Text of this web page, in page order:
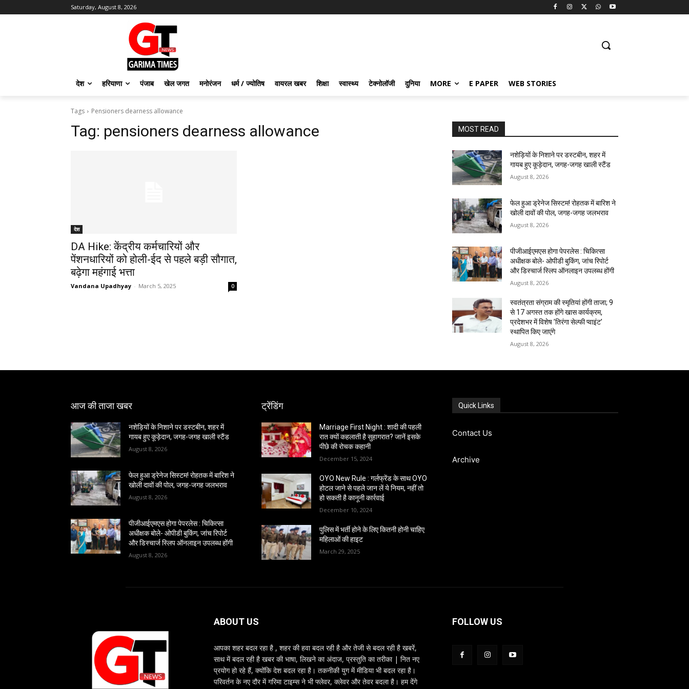
Saturday, August 8, 2026
देश हरियाणा पंजाब खेल जगत मनोरंजन धर्म / ज्योतिष वायरल खबर शिक्षा स्वास्थ्य टेक्नोलॉजी दुनिया MORE E PAPER WEB STORIES
Tags Pensioners dearness allowance
Tag: pensioners dearness allowance
देश
DA Hike: केंद्रीय कर्मचारियों और
पेंशनधारियों को होली-ईद से पहले बड़ी सौगात,
बढ़ेगा महंगाई भत्ता
Vandana Upadhyay - March 5, 2025 0
MOST READ
नशेड़ियों के निशाने पर डस्टबीन, शहर में
गायब हुए कूड़ेदान, जगह-जगह खाली स्टैंड
August 8, 2026
फेल हुआ ड्रेनेज सिस्टम! रोहतक में बारिश ने
खोली दावों की पोल, जगह-जगह जलभराव
August 8, 2026
पीजीआईएमएस होगा पेपरलेस : चिकित्सा
अधीक्षक बोले- ओपीडी बुकिंग, जांच रिपोर्ट
और डिस्चार्ज स्लिप ऑनलाइन उपलब्ध होंगी
August 8, 2026
स्वतंत्रता संग्राम की स्मृतियां होंगी ताजा; 9
से 17 अगस्त तक होंगे खास कार्यक्रम,
प्रदेशभर में विशेष ’तिरंगा सेल्फी प्वाइंट’
स्थापित किए जाएंगे
August 8, 2026
आज की ताजा खबर
नशेड़ियों के निशाने पर डस्टबीन, शहर में
गायब हुए कूड़ेदान, जगह-जगह खाली स्टैंड
August 8, 2026
फेल हुआ ड्रेनेज सिस्टम! रोहतक में बारिश ने
खोली दावों की पोल, जगह-जगह जलभराव
August 8, 2026
पीजीआईएमएस होगा पेपरलेस : चिकित्सा
अधीक्षक बोले- ओपीडी बुकिंग, जांच रिपोर्ट
और डिस्चार्ज स्लिप ऑनलाइन उपलब्ध होंगी
August 8, 2026
ट्रेंडिंग
Marriage First Night : शादी की पहली
रात क्यों कहलाती है सुहागरात? जानें इसके
पीछे की रोचक कहानी
December 15, 2024
OYO New Rule : गर्लफ्रेंड के साथ OYO
होटल जाने से पहले जान लें ये नियम, नहीं तो
हो सकती है कानूनी कार्रवाई
December 10, 2024
पुलिस में भर्ती होने के लिए कितनी होनी चाहिए
महिलाओं की हाइट
March 29, 2025
Quick Links
Contact Us
Archive
ABOUT US
आपका शहर बदल रहा है , शहर की हवा बदल रही है और तेजी से बदल रही है खबरें,
साथ में बदल रही है खबर की भाषा, लिखने का अंदाज, प्रस्तुति का तरीका | नित नए
प्रयोग हो रहे हैं, क्योंकि देश बदल रहा है। तकनीकी युग में मीडिया भी बदल रहा है।
परिवर्तन के नए दौर में गरिमा टाइम्स ने भी फ्लेवर, क्लेवर और तेवर बदला है। हम देंगे
FOLLOW US